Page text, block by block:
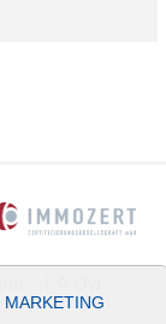
MARKETING